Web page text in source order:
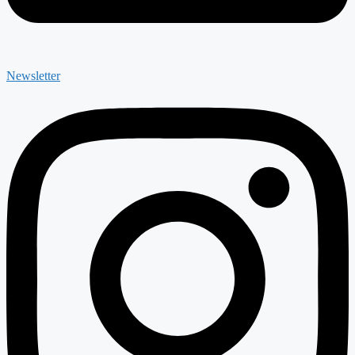
Newsletter